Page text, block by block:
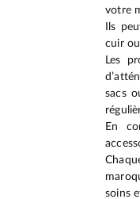
votre
Ils
cuir
Les
sacs
En
soins